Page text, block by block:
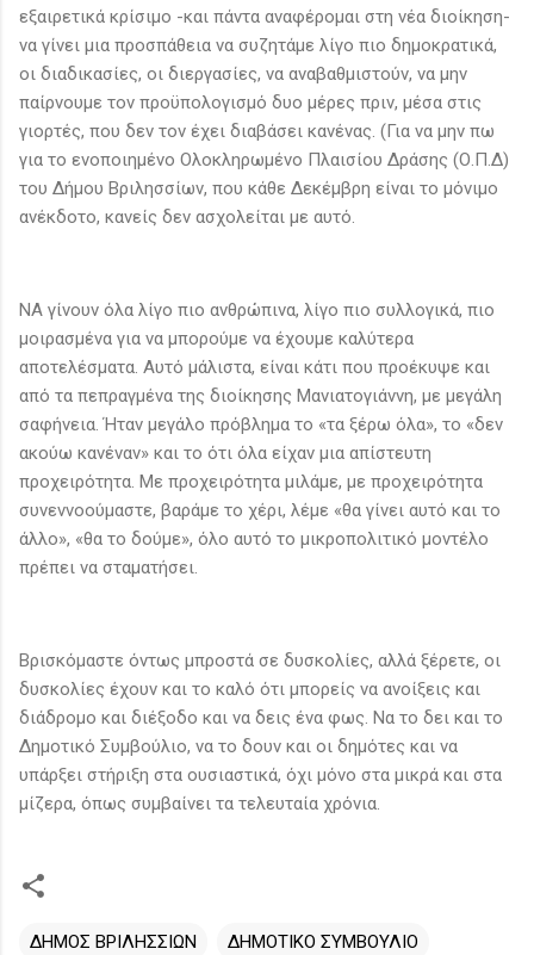
εξαιρετικά κρίσιμο -και πάντα αναφέρομαι στη νέα διοίκηση-
να γίνει μια προσπάθεια να συζητάμε λίγο πιο δημοκρατικά,
οι διαδικασίες, οι διεργασίες, να αναβαθμιστούν, να μην
παίρνουμε τον προϋπολογισμό δυο μέρες πριν, μέσα στις
γιορτές, που δεν τον έχει διαβάσει κανένας. (Για να μην πω
για το ενοποιημένο Ολοκληρωμένο Πλαισίου Δράσης (Ο.Π.Δ)
του Δήμου Βριλησσίων, που κάθε Δεκέμβρη είναι το μόνιμο
ανέκδοτο, κανείς δεν ασχολείται με αυτό.
ΝΑ γίνουν όλα λίγο πιο ανθρώπινα, λίγο πιο συλλογικά, πιο
μοιρασμένα για να μπορούμε να έχουμε καλύτερα
αποτελέσματα. Αυτό μάλιστα, είναι κάτι που προέκυψε και
από τα πεπραγμένα της διοίκησης Μανιατογιάννη, με μεγάλη
σαφήνεια. Ήταν μεγάλο πρόβλημα το «τα ξέρω όλα», το «δεν
ακούω κανέναν» και το ότι όλα είχαν μια απίστευτη
προχειρότητα. Με προχειρότητα μιλάμε, με προχειρότητα
συνεννοούμαστε, βαράμε το χέρι, λέμε «θα γίνει αυτό και το
άλλο», «θα το δούμε», όλο αυτό το μικροπολιτικό μοντέλο
πρέπει να σταματήσει.
Βρισκόμαστε όντως μπροστά σε δυσκολίες, αλλά ξέρετε, οι
δυσκολίες έχουν και το καλό ότι μπορείς να ανοίξεις και
διάδρομο και διέξοδο και να δεις ένα φως. Να το δει και το
Δημοτικό Συμβούλιο, να το δουν και οι δημότες και να
υπάρξει στήριξη στα ουσιαστικά, όχι μόνο στα μικρά και στα
μίζερα, όπως συμβαίνει τα τελευταία χρόνια.
ΔΗΜΟΣ ΒΡΙΛΗΣΣΙΩΝ ΔΗΜΟΤΙΚΟ ΣΥΜΒΟΥΛΙΟ